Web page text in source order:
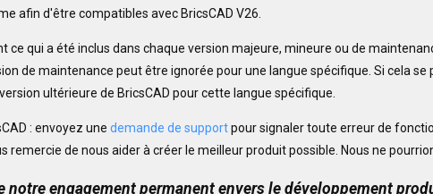
afin d'être compatibles avec BricsCAD V26.
ce qui a été inclus dans chaque version majeure, mineure ou de
de maintenance peut être ignorée pour une langue spécifique. Si cela
ultérieure de BricsCAD pour cette langue spécifique.
: envoyez une demande de supportpour signaler toute erreur de
remercie de nous aider à créer le meilleur produit possible. Nous ne
notre engagement permanent envers le développement